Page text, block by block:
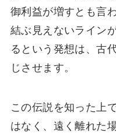
御利益が増すとも言
結ぶ見えないライン
るという発想は、古
じさせます。
この伝説を知った上
はなく、遠く離れた